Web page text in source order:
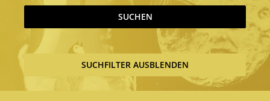
SUCHEN
SUCHFILTER AUSBLENDEN